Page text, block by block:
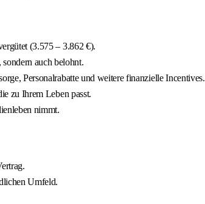
(3.575 – 3.862 €).
auch belohnt.
Personalrabatte und weitere finanzielle Incentives.
zu Ihrem Leben passt.
nimmt.
Umfeld.